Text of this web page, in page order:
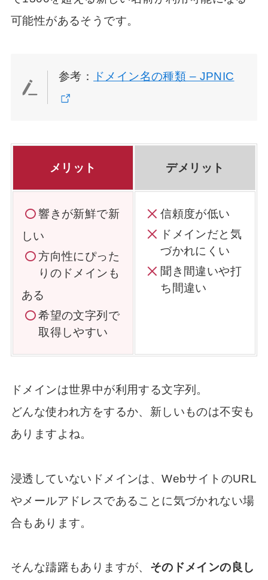
可能性があるそうです。
参考： ドメイン名の種類 – JPNIC
メリット デメリット
響きが新鮮で新
しい
方向性にぴった
りのドメインも
ある
希望の文字列で
取得しやすい
信頼度が低い
ドメインだと気
づかれにくい
聞き間違いや打
ち間違い
ドメインは世界中が利用する文字列。
どんな使われ方をするか、新しいものは不安も
ありますよね。
浸透していないドメインは、WebサイトのURL
やメールアドレスであることに気づかれない場
合もあります。
そんな躊躇もありますが、 そのドメインの良し